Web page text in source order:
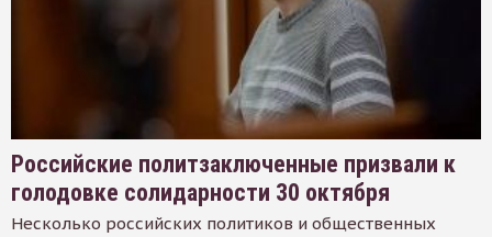
Российские политзаключенные призвали к
голодовке солидарности 30 октября
Несколько российских политиков и общественных